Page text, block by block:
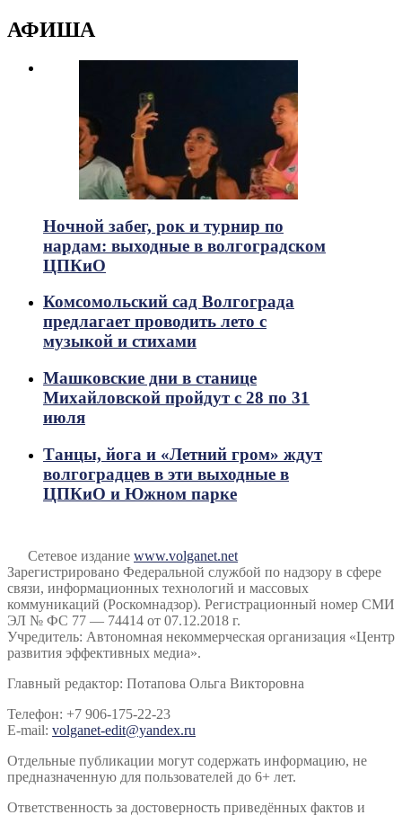
АФИША
Ночной забег, рок и турнир по
нардам: выходные в волгоградском
ЦПКиО
Комсомольский сад Волгограда
предлагает проводить лето с
музыкой и стихами
Машковские дни в станице
Михайловской пройдут с 28 по 31
июля
Танцы, йога и «Летний гром» ждут
волгоградцев в эти выходные в
ЦПКиО и Южном парке
Сетевое издание www.volganet.net
Зарегистрировано Федеральной службой по надзору в сфере
связи, информационных технологий и массовых
коммуникаций (Роскомнадзор). Регистрационный номер СМИ
ЭЛ № ФС 77 — 74414 от 07.12.2018 г.
Учредитель: Автономная некоммерческая организация «Центр
развития эффективных медиа».
Главный редактор: Потапова Ольга Викторовна
Телефон: +7 906-175-22-23
E-mail: volganet-edit@yandex.ru
Отдельные публикации могут содержать информацию, не
предназначенную для пользователей до 6+ лет.
Ответственность за достоверность приведённых фактов и